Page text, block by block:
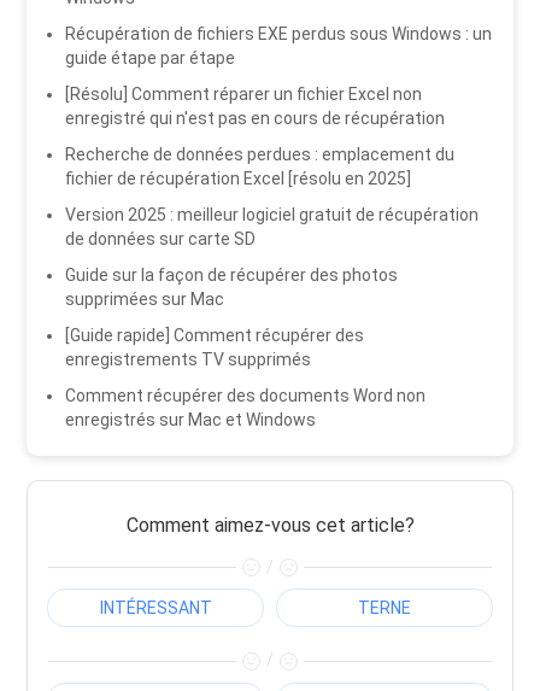
Récupération de fichiers EXE perdus sous Windows : un
guide étape par étape
[Résolu] Comment réparer un fichier Excel non
enregistré qui n'est pas en cours de récupération
Recherche de données perdues : emplacement du
fichier de récupération Excel [résolu en 2025]
Version 2025 : meilleur logiciel gratuit de récupération
de données sur carte SD
Guide sur la façon de récupérer des photos
supprimées sur Mac
[Guide rapide] Comment récupérer des
enregistrements TV supprimés
Comment récupérer des documents Word non
enregistrés sur Mac et Windows
Comment aimez-vous cet article?
/
INTÉRESSANT TERNE
/